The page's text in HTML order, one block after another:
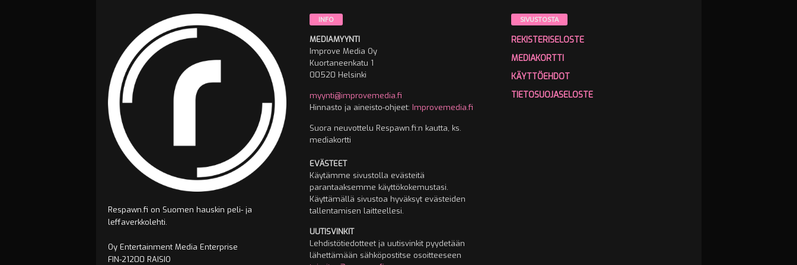
Respawn.fi on Suomen hauskin peli- ja
leffaverkkolehti.
Oy Entertainment Media Enterprise
FIN-21200 RAISIO
INFO
MEDIAMYYNTI
Improve Media Oy
Kuortaneenkatu 1
00520 Helsinki
myynti@improvemedia.fi
Hinnasto ja aineisto-ohjeet: Improvemedia.fi
Suora neuvottelu Respawn.fi:n kautta, ks.
mediakortti
EVÄSTEET
Käytämme sivustolla evästeitä
parantaaksemme käyttökokemustasi.
Käyttämällä sivustoa hyväksyt evästeiden
tallentamisen laitteellesi.
UUTISVINKIT
Lehdistötiedotteet ja uutisvinkit pyydetään
lähettämään sähköpostitse osoitteeseen
SIVUSTOSTA
REKISTERISELOSTE
MEDIAKORTTI
KÄYTTÖEHDOT
TIETOSUOJASELOSTE